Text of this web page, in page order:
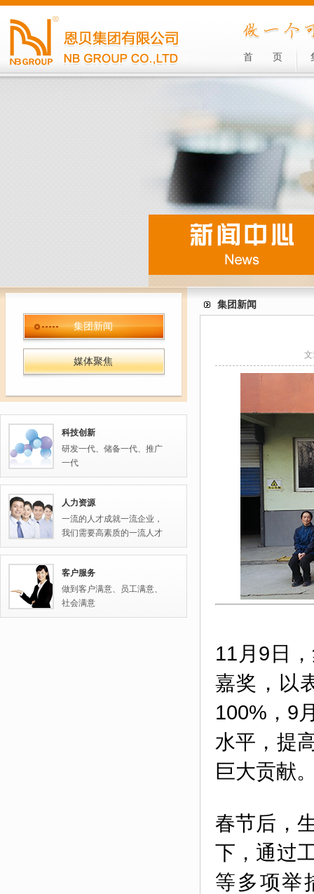
首 页
集团新闻
媒体聚焦
科技创新
研发一代、储备一代、推广
一代
人力资源
一流的人才成就一流企业，
我们需要高素质的一流人才
客户服务
做到客户满意、员工满意、
社会满意
集团新闻
11月9日
嘉奖，以
100%，9
水平，提
巨大贡献
春节后 ，
下，通过
等多项举